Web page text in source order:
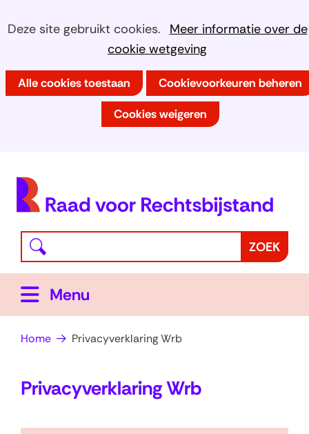
Cookies
Deze site gebruikt cookies.
Meer informatie over de
cookie wetgeving
Hier
het
gebruik
website
worden
toegestaan
Alle cookies toestaan Cookievoorkeuren beheren
Cookies weigeren
naar
de
inhoud
Waar
bent
naar
op
zoek?
ZOEK
Menu
Home Privacyverklaring Wrb
Privacyverklaring Wrb